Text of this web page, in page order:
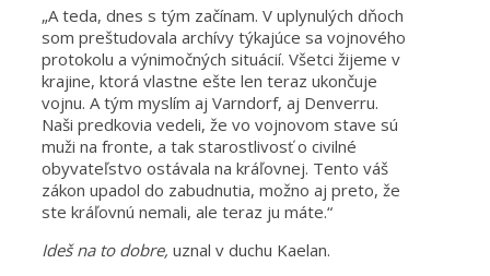
„A teda, dnes s tým začínam. V uplynulých dňoch
som preštudovala archívy týkajúce sa vojnového
protokolu a výnimočných situácií. Všetci žijeme v
krajine, ktorá vlastne ešte len teraz ukončuje
vojnu. A tým myslím aj Varndorf, aj Denverru.
Naši predkovia vedeli, že vo vojnovom stave sú
muži na fronte, a tak starostlivosť o civilné
obyvateľstvo ostávala na kráľovnej. Tento váš
zákon upadol do zabudnutia, možno aj preto, že
ste kráľovnú nemali, ale teraz ju máte.“
Ideš na to dobre, uznal v duchu Kaelan.